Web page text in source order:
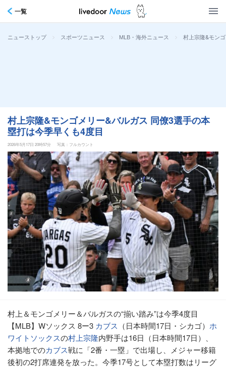
一覧
ニューストップ > スポーツニュース > MLB・海外ニュース > 村上宗隆&モン
村上宗隆&モンゴメリー&バルガス 同僚3選手の本
塁打は今季早くも4度目
2026年5月17日 20時57分 写真：フルカウント
村上＆モンゴメリー＆バルガスの“揃い踏み”は今季4度目
【MLB】Wソックス 8ー3 カブス （日本時間17日・シカゴ） ホ
ワイトソックスの村上宗隆内野手は16日（日本時間17日）、
本拠地でのカブス戦に「2番・一塁」で出場し、メジャー移籍
後初の2打席連発を放った。今季17号として本塁打数はリーグ